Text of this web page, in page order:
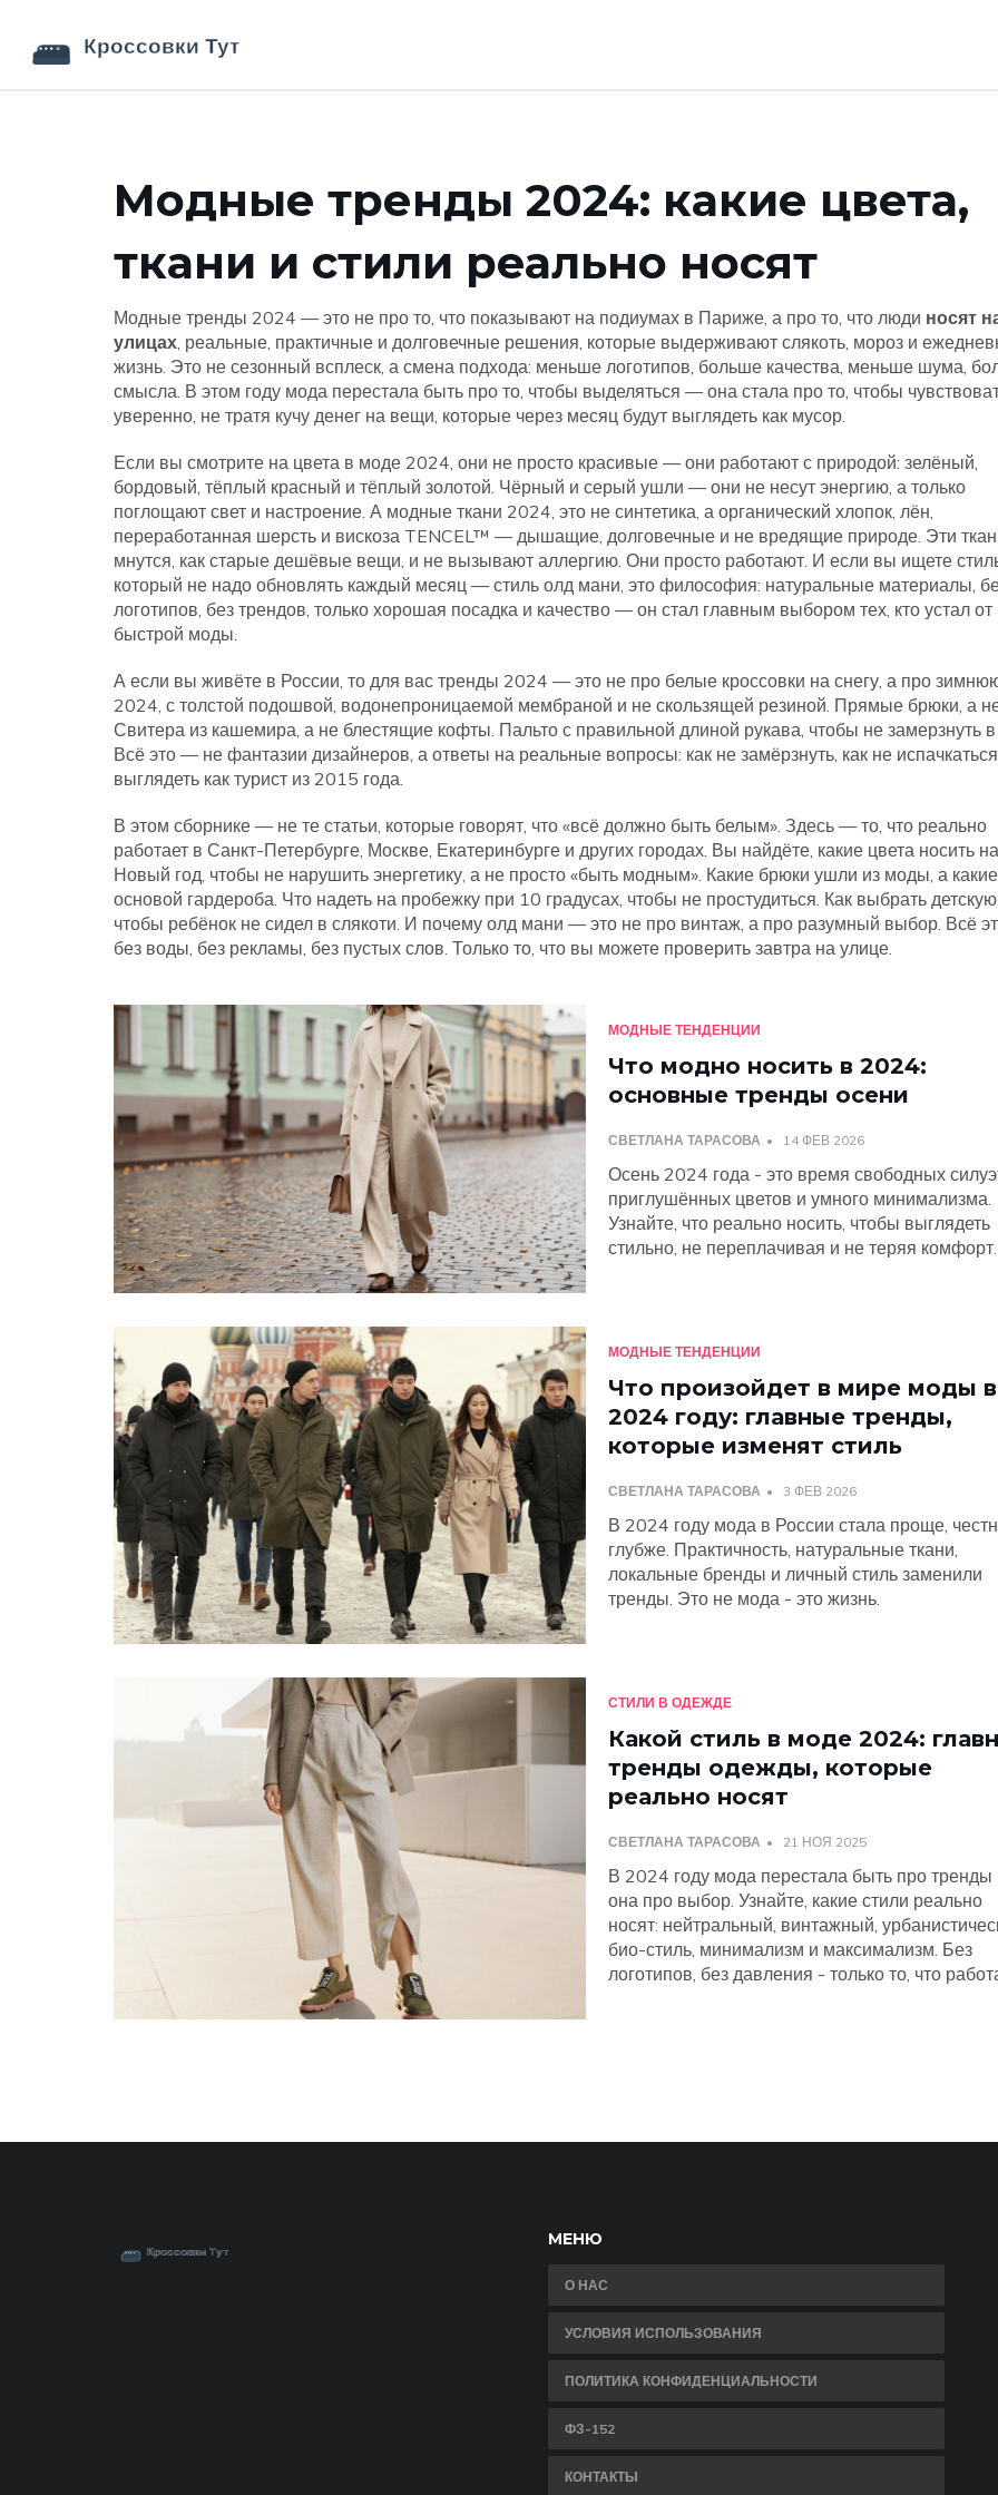
Модные тренды 2024: какие цвета,
ткани и стили реально носят
Модные тренды 2024 — это не про то, что показывают на подиумах в Париже, а про то, что люди носят
улицах, реальные, практичные и долговечные решения, которые выдерживают слякоть, мороз и
жизнь. Это не сезонный всплеск, а смена подхода: меньше логотипов, больше качества, меньше шума,
смысла. В этом году мода перестала быть про то, чтобы выделяться — она стала про то, чтобы
уверенно, не тратя кучу денег на вещи, которые через месяц будут выглядеть как мусор.
Если вы смотрите на цвета в моде 2024, они не просто красивые — они работают с природой: зелёный,
бордовый, тёплый красный и тёплый золотой. Чёрный и серый ушли — они не несут энергию, а только
поглощают свет и настроение. А модные ткани 2024, это не синтетика, а органический хлопок, лён,
переработанная шерсть и вискоза TENCEL™ — дышащие, долговечные и не вредящие природе. Эти
мнутся, как старые дешёвые вещи, и не вызывают аллергию. Они просто работают. И если вы ищете
который не надо обновлять каждый месяц —стиль олд мани, это философия: натуральные материалы,
логотипов, без трендов, только хорошая посадка и качество — он стал главным выбором тех, кто устал от
быстрой моды.
А если вы живёте в России, то для вас тренды 2024 — это не про белые кроссовки на снегу, а про
2024, с толстой подошвой, водонепроницаемой мембраной и не скользящей резиной. Прямые брюки, а
Свитера из кашемира, а не блестящие кофты. Пальто с правильной длиной рукава, чтобы не замерзнуть
Всё это — не фантазии дизайнеров, а ответы на реальные вопросы: как не замёрзнуть, как не
выглядеть как турист из 2015 года.
В этом сборнике — не те статьи, которые говорят, что «всё должно быть белым». Здесь — то, что реально
работает в Санкт-Петербурге, Москве, Екатеринбурге и других городах. Вы найдёте, какие цвета носить на
Новый год, чтобы не нарушить энергетику, а не просто «быть модным». Какие брюки ушли из моды, а
основой гардероба. Что надеть на пробежку при 10 градусах, чтобы не простудиться. Как выбрать
чтобы ребёнок не сидел в слякоти. И почему олд мани — это не про винтаж, а про разумный выбор. Всё
без воды, без рекламы, без пустых слов. Только то, что вы можете проверить завтра на улице.
МОДНЫЕ ТЕНДЕНЦИИ
Что модно носить в 2024:
основные тренды осени
СВЕТЛАНА ТАРАСОВА 14 ФЕВ 2026
Осень 2024 года - это время свободных
приглушённых цветов и умного минимализма.
Узнайте, что реально носить, чтобы выглядеть
стильно, не переплачивая и не теряя комфорт.
МОДНЫЕ ТЕНДЕНЦИИ
Что произойдет в мире моды в
2024 году: главные тренды,
которые изменят стиль
СВЕТЛАНА ТАРАСОВА 3 ФЕВ 2026
В 2024 году мода в России стала проще,
глубже. Практичность, натуральные ткани,
локальные бренды и личный стиль заменили
тренды. Это не мода - это жизнь.
СТИЛИ В ОДЕЖДЕ
Какой стиль в моде 2024:
тренды одежды, которые
реально носят
СВЕТЛАНА ТАРАСОВА 21 НОЯ 2025
В 2024 году мода перестала быть про тренды
она про выбор. Узнайте, какие стили реально
носят: нейтральный, винтажный,
био-стиль, минимализм и максимализм. Без
логотипов, без давления - только то, что
МЕНЮ
О НАС
УСЛОВИЯ ИСПОЛЬЗОВАНИЯ
ПОЛИТИКА КОНФИДЕНЦИАЛЬНОСТИ
ФЗ-152
КОНТАКТЫ